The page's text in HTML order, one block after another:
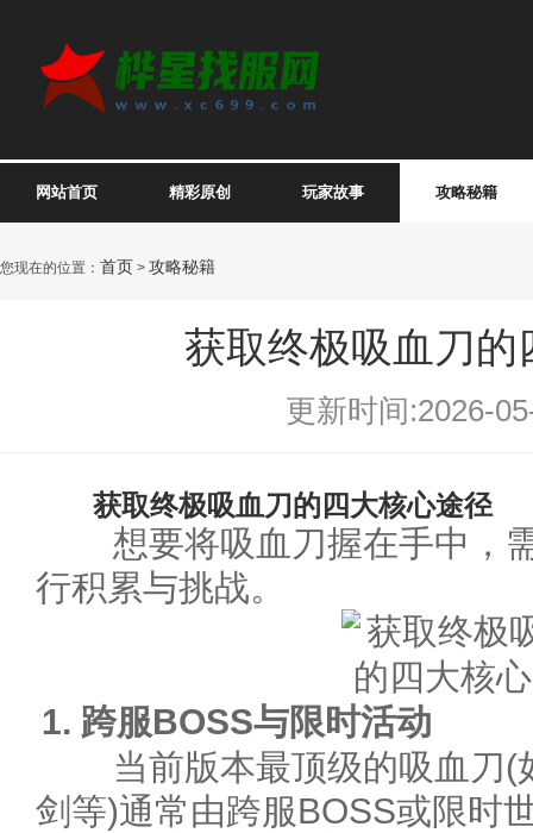
网站首页 精彩原创 玩家故事 攻略秘籍
您现在的位置： 首页 > 攻略秘籍
获取终极吸血刀的
更新时间:2026-
获取终极吸血刀的四大核心途径
想要将吸血刀握在手中，
行积累与挑战。
1. 跨服BOSS与限时活动
当前版本最顶级的吸血刀(
剑等)通常由跨服BOSS或限时